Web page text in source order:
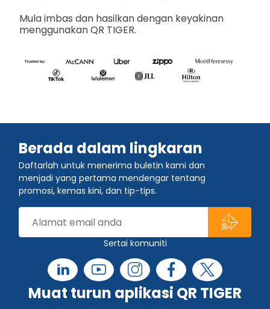
Mula imbas dan hasilkan dengan keyakinan
menggunakan QR TIGER.
Berada dalam lingkaran
Daftarlah untuk menerima buletin kami dan
menjadi yang pertama mendengar tentang
promosi, kemas kini, dan tip-tips.
Sertai komuniti
Muat turun aplikasi QR TIGER